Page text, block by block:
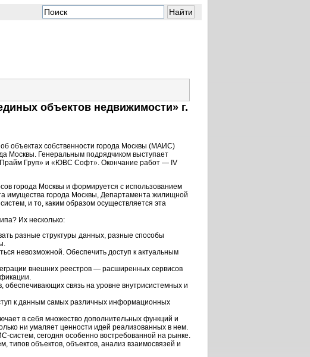
объектов недвижимости» г.
объектах собственности города Москвы (МАИС)
Москвы. Генеральным подрядчиком выступает
Груп» и «ЮВС Софт». Окончание работ — IV
города Москвы и формируется с использованием
имущества города Москвы, Департамента жилищной
и то, каким образом осуществляется эта
Их несколько:
разные структуры данных, разные способы
невозможной. Обеспечить доступ к актуальным
внешних реестров — расширенных сервисов
связь на уровне внутрисистемных и
к данным самых различных информационных
в себя множество дополнительных функций и
ни умаляет ценности идей реализованных в нем.
систем, сегодня особенно востребованной на рынке.
типов объектов, объектов, анализ взаимосвязей и